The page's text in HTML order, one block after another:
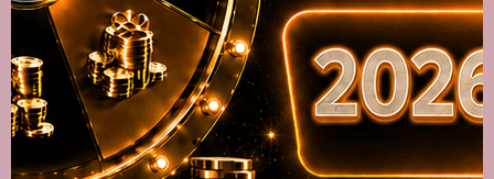
پاسخ‌گویی کند
استفاده از پیام‌های از پیش آماده
عدم حل واقعی مشکلات مالی
بستن چت هنگام اعتراض
نبود شماره تماس یا مرجع رسمی
در شرایط بحرانی، کاربر عملاً ابزار مؤثری برای پیگیری ندارد.